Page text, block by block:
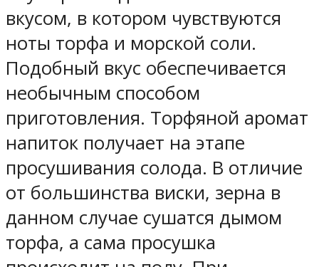
вкусом, в котором чувствуются
ноты торфа и морской соли.
Подобный вкус обеспечивается
необычным способом
приготовления. Торфяной аромат
напиток получает на этапе
просушивания солода. В отличие
от большинства виски, зерна в
данном случае сушатся дымом
торфа, а сама просушка